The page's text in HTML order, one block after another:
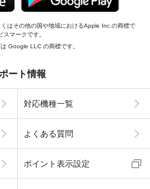
はその他の国や地域におけるApple Inc.の商標で
マークです。
Google LLC の商標です。
ート情報
対応機種一覧
よくある質問
ポイント表示設定